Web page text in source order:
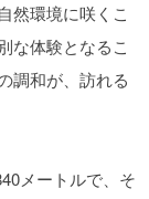
然環境に咲くこ
な体験となるこ
調和が、訪れる
メートルで、そ